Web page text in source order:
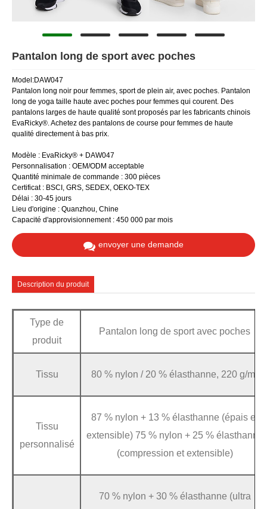
Pantalon long de sport avec poches
Model:DAW047
Pantalon long noir pour femmes, sport de plein air, avec poches. Pantalon
long de yoga taille haute avec poches pour femmes qui courent. Des
pantalons larges de haute qualité sont proposés par les fabricants chinois
EvaRicky®. Achetez des pantalons de course pour femmes de haute
qualité directement à bas prix.
Modèle : EvaRicky® + DAW047
Personnalisation : OEM/ODM acceptable
Quantité minimale de commande : 300 pièces
Certificat : BSCI, GRS, SEDEX, OEKO-TEX
Délai : 30-45 jours
Lieu d'origine : Quanzhou, Chine
Capacité d'approvisionnement : 450 000 par mois
envoyer une demande
Description du produit
Type de
produit
Pantalon long de sport avec poches
Tissu 80 % nylon / 20 % élasthanne, 220 g/m²
Tissu
personnalisé
87 % nylon + 13 % élasthanne (épais et
extensible) 75 % nylon + 25 % élasthanne
(compression et extensible)
70 % nylon + 30 % élasthanne (ultra